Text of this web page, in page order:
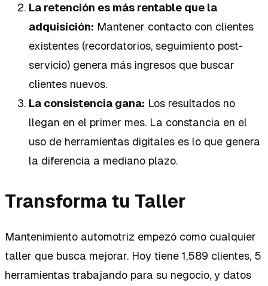
La retención es más rentable que la
adquisición: Mantener contacto con clientes
existentes (recordatorios, seguimiento post-
servicio) genera más ingresos que buscar
clientes nuevos.
La consistencia gana: Los resultados no
llegan en el primer mes. La constancia en el
uso de herramientas digitales es lo que genera
la diferencia a mediano plazo.
Transforma tu Taller
Mantenimiento automotriz empezó como cualquier
taller que busca mejorar. Hoy tiene 1,589 clientes, 5
herramientas trabajando para su negocio, y datos